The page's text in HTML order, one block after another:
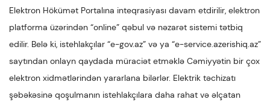
Elektron Hökümət Portalına inteqrasiyası davam etdirilir, elektron
platforma üzərindən “online” qəbul və nəzarət sistemi tətbiq
edilir. Belə ki, istehlakçılar “e-gov.az” və ya “e-service.azerishiq.az”
saytından onlayn qaydada müraciət etməklə Cəmiyyətin bir çox
elektron xidmətlərindən yararlana bilərlər. Elektrik təchizatı
şəbəkəsinə qoşulmanın istehlakçılara daha rahat və əlçatan